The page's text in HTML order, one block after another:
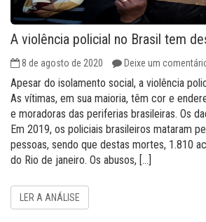
A violência policial no Brasil tem
8 de agosto de 2020 Deixe um
Apesar do isolamento social, a violência
As vítimas, em sua maioria, têm cor e
e moradoras das periferias brasileiras. Os
Em 2019, os policiais brasileiros mataram
pessoas, sendo que destas mortes, 1.810
do Rio de janeiro. Os abusos, […]
LER A ANÁLISE